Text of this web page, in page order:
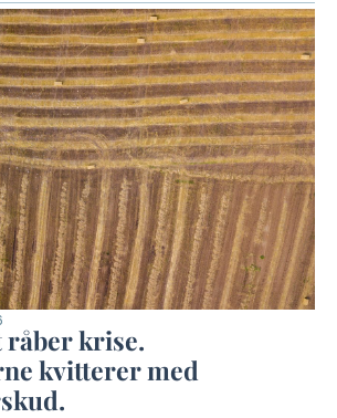
krise.
kvitterer med